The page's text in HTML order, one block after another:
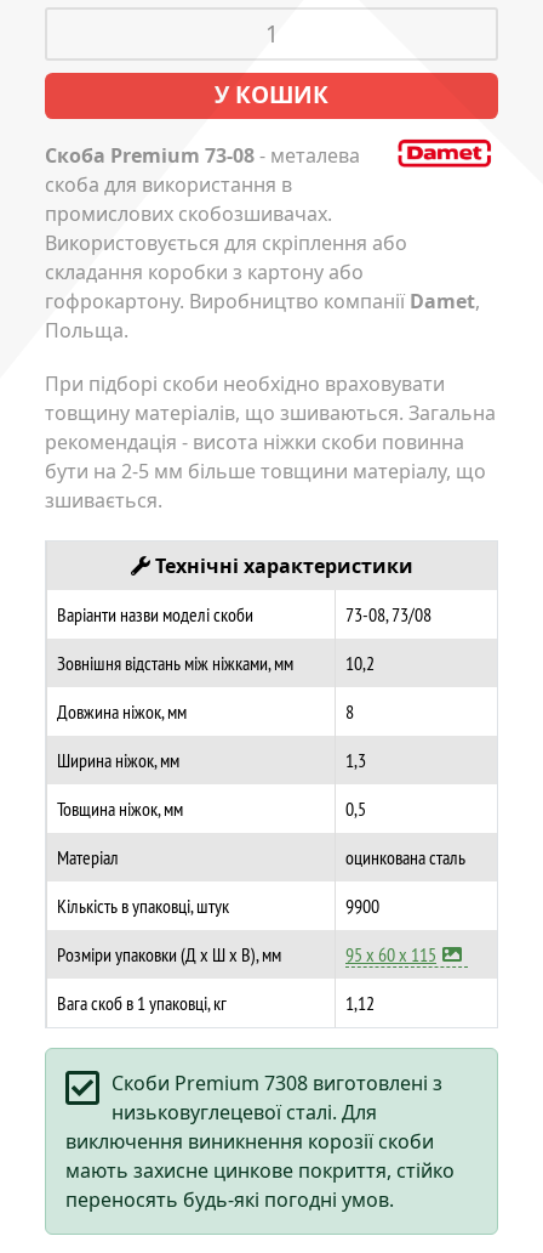
Скоба Premium 73-08- металева
скоба для використання в
промислових скобозшивачах.
Використовується для скріплення або
складання коробки з картону або
гофрокартону. Виробництво компанії Damet,
Польща.
При підборі скоби необхідно враховувати
товщину матеріалів, що зшиваються. Загальна
рекомендація - висота ніжки скоби повинна
бути на 2-5 мм більше товщини матеріалу, що
зшивається.
Технічні характеристики
Варіанти назви моделі скоби
73-08, 73/08
Зовнішня відстань між ніжками, мм
10,2
Довжина ніжок, мм
8
Ширина ніжок, мм
1,3
Товщина ніжок, мм
0,5
Матеріал
оцинкована сталь
Кількість в упаковці, штук
9900
Розміри упаковки (Д х Ш х В), мм
95 х 60 х 115
Вага скоб в 1 упаковці, кг
1,12
Скоби Premium 7308 виготовлені з
низьковуглецевої сталі. Для
виключення виникнення корозії скоби
мають захисне цинкове покриття, стійко
переносять будь-які погодні умов.